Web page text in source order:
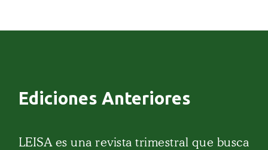
Ediciones Anteriores
LEISA es una revista trimestral que busca